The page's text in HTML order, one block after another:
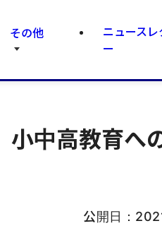
その他
ニュースレ
ー
中高教育へ
公開日：